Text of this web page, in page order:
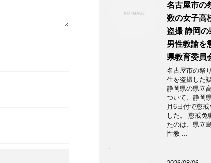
名古屋市の
数の女子高
盗撮 静岡の
男性教諭を
県教育委員
名古屋市の祭
生を盗撮した
静岡県の県立
ついて、静岡
月6日付で懲戒
した。 懲戒免
たのは、県立
性教 ...